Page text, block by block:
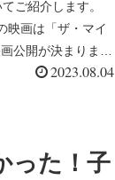
ご紹介します。
映画は「ザ・マイ
公開が決まりま
2023.08.04
った！子